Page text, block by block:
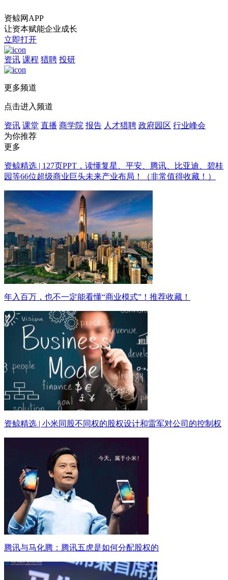
资鲸网APP
让资本赋能企业成长
立即打开
资讯 课程 猎聘 投研
更多频道
点击进入频道
资讯 课堂 直播 商学院 报告 人才猎聘 政府园区 行业峰会
为你推荐
更多
资鲸精选 | 127页PPT，读懂复星、平安、腾讯、比亚迪、碧桂
园等66位超级商业巨头未来产业布局！（非常值得收藏！）
年入百万，也不一定能看懂“商业模式”！推荐收藏！
资鲸精选 | 小米同股不同权的股权设计和雷军对公司的控制权
腾讯与马化腾：腾讯五虎是如何分配股权的